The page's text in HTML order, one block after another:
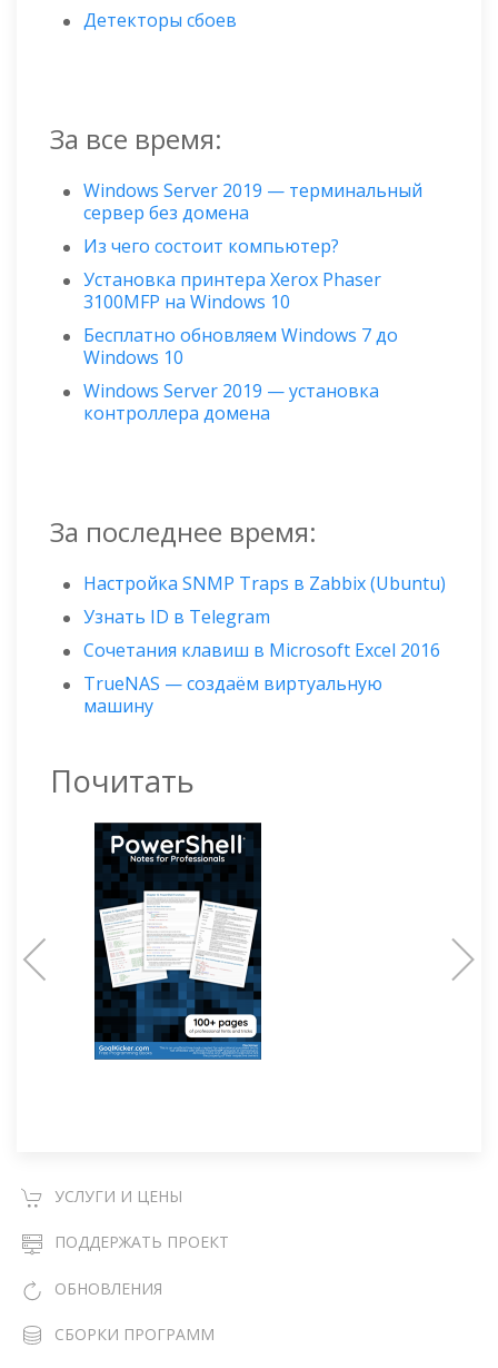
Детекторы сбоев
За все время:
Windows Server 2019 — терминальный
сервер без домена
Из чего состоит компьютер?
Установка принтера Xerox Phaser
3100MFP на Windows 10
Бесплатно обновляем Windows 7 до
Windows 10
Windows Server 2019 — установка
контроллера домена
За последнее время:
Настройка SNMP Traps в Zabbix (Ubuntu)
Узнать ID в Telegram
Сочетания клавиш в Microsoft Excel 2016
TrueNAS — создаём виртуальную
машину
Почитать
УСЛУГИ И ЦЕНЫ
ПОДДЕРЖАТЬ ПРОЕКТ
ОБНОВЛЕНИЯ
СБОРКИ ПРОГРАММ